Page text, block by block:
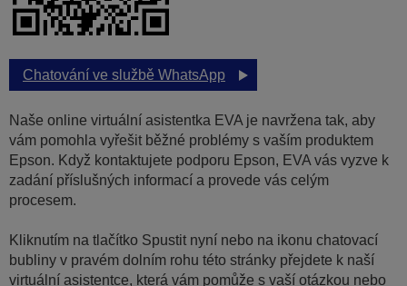
Chatování ve službě WhatsApp
Naše online virtuální asistentka EVA je navržena tak, aby
vám pomohla vyřešit běžné problémy s vaším produktem
Epson. Když kontaktujete podporu Epson, EVA vás vyzve k
zadání příslušných informací a provede vás celým
procesem.
Kliknutím na tlačítko Spustit nyní nebo na ikonu chatovací
bubliny v pravém dolním rohu této stránky přejdete k naší
virtuální asistentce, která vám pomůže s vaší otázkou nebo